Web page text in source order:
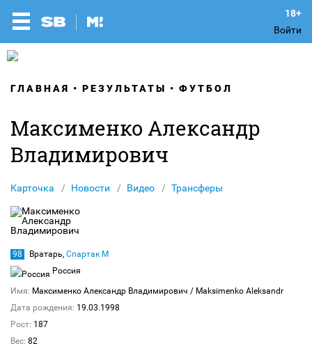
Войти
ГЛАВНАЯ РЕЗУЛЬТАТЫ ФУТБОЛ
Максименко Александр
Владимирович
Карточка Новости Видео Трансферы
98 Вратарь, Спартак М
Россия
Имя: Максименко Александр Владимирович / Maksimenko Aleksandr
Дата рождения: 19.03.1998
Рост: 187
Вес: 82